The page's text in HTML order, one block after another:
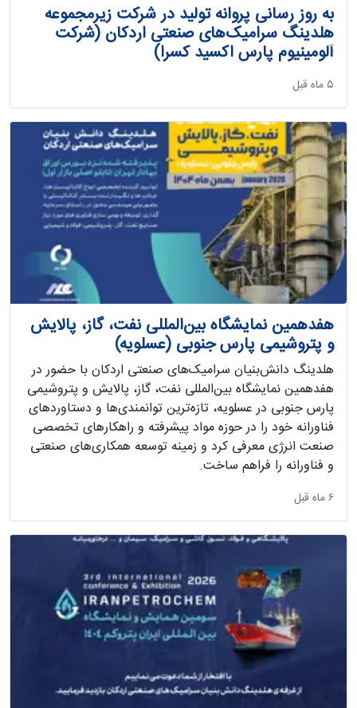
به روز رسانی پروانه تولید در شرکت زیرمجموعه
هلدینگ سرامیک‌های صنعتی اردکان (شرکت
آلومینیوم پارس اکسید کسرا)
‫۵ ماه قبل
هفدهمین نمایشگاه بین‌المللی نفت، گاز، پالایش
و پتروشیمی پارس جنوبی (عسلویه)
هلدینگ دانش‌بنیان سرامیک‌های صنعتی اردکان با حضور در
هفدهمین نمایشگاه بین‌المللی نفت، گاز، پالایش و پتروشیمی
پارس جنوبی در عسلویه، تازه‌ترین توانمندی‌ها و دستاوردهای
فناورانه خود را در حوزه مواد پیشرفته و راهکارهای تخصصی
صنعت انرژی معرفی کرد و زمینه توسعه همکاری‌های صنعتی
و فناورانه را فراهم ساخت.
‫۶ ماه قبل